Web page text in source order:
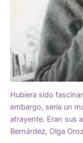
Hubiera sido
embargo, sería un
atrayente. Eran sus
Bernárdez, Olga